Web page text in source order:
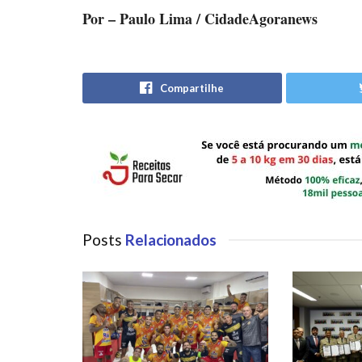
Por – Paulo Lima / CidadeAgoranews
Compartilhe
Posts Relacionados